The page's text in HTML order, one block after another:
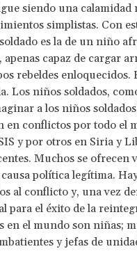
siendo una
simplistas. Con
es la de un niño
capaz de cargar
rebeldes enloquecidos.
Los niños soldados,
a los niños
en conflictos por todo el
y por otros en Siria y
Muchos se
política legítima.
al conflicto y, una vez
para el éxito de la
en el mundo son niñas;
y jefas de